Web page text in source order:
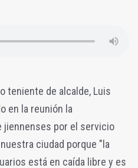
teniente de alcalde, Luis
en la reunión la
jiennenses por el servicio
ciudad porque "la
está en caída libre y es